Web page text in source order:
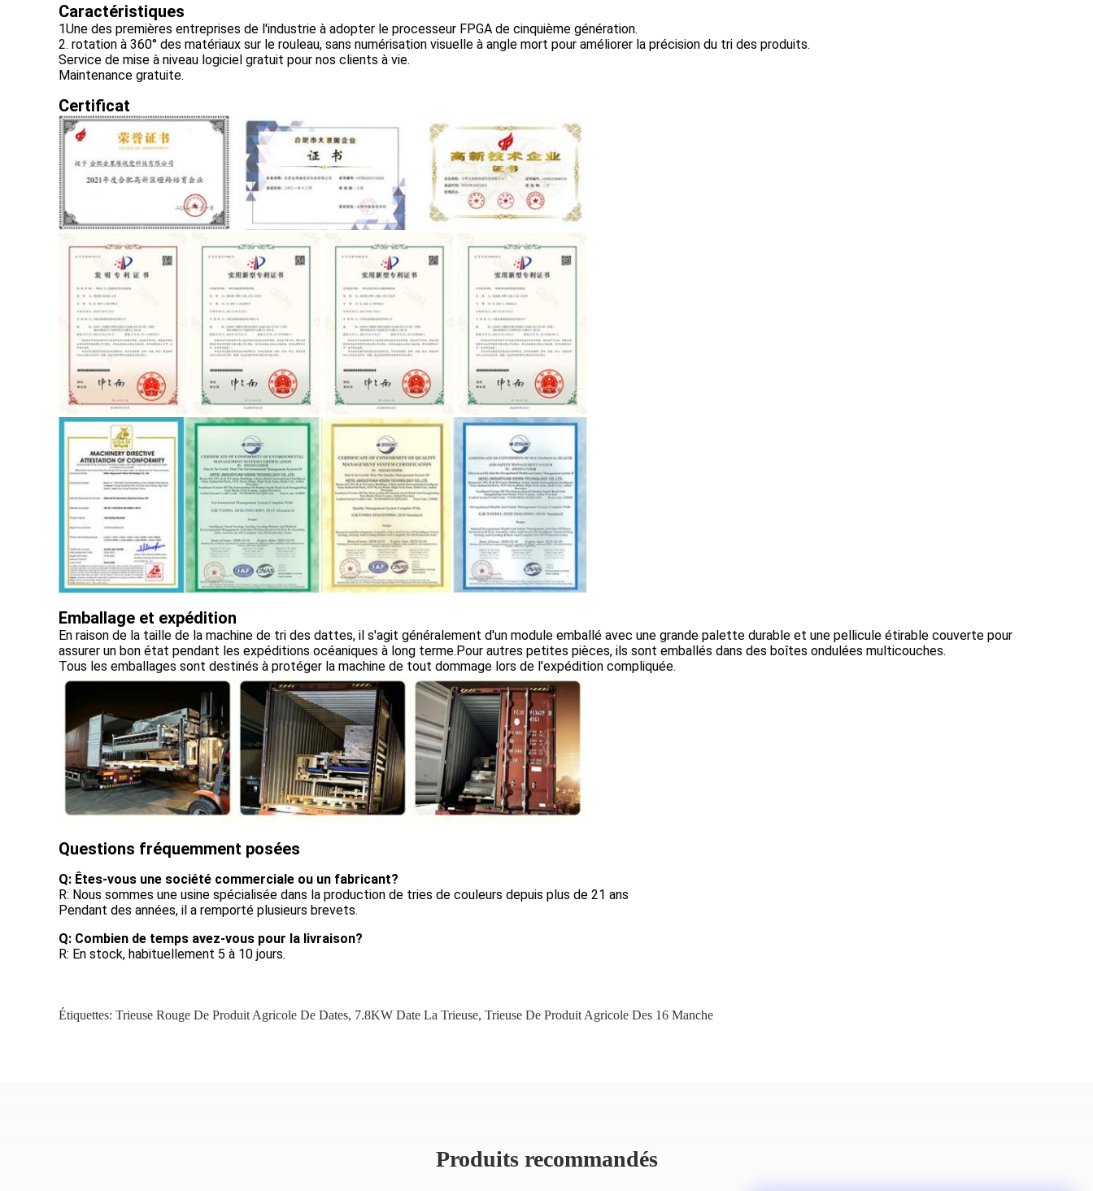
Caractéristiques
1Une des premières entreprises de l'industrie à adopter le processeur FPGA de cinquième génération.
2. rotation à 360° des matériaux sur le rouleau, sans numérisation visuelle à angle mort pour améliorer la précision du tri des produits.
Service de mise à niveau logiciel gratuit pour nos clients à vie.
Maintenance gratuite.
Certificat
Emballage et expédition
En raison de la taille de la machine de tri des dattes, il s'agit généralement d'un module emballé avec une grande palette durable et une pellicule étirable couverte pour
assurer un bon état pendant les expéditions océaniques à long terme.Pour autres petites pièces, ils sont emballés dans des boîtes ondulées multicouches.
Tous les emballages sont destinés à protéger la machine de tout dommage lors de l'expédition compliquée.
Questions fréquemment posées
Q: Êtes-vous une société commerciale ou un fabricant?
R: Nous sommes une usine spécialisée dans la production de tries de couleurs depuis plus de 21 ans
Pendant des années, il a remporté plusieurs brevets.
Q: Combien de temps avez-vous pour la livraison?
R: En stock, habituellement 5 à 10 jours.
Étiquettes: Trieuse Rouge De Produit Agricole De Dates, 7.8KW Date La Trieuse, Trieuse De Produit Agricole Des 16 Manche
Produits recommandés